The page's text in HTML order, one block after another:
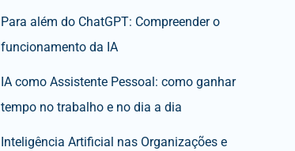
Para além do ChatGPT: Compreender o
funcionamento da IA
IA como Assistente Pessoal: como ganhar
tempo no trabalho e no dia a dia
Inteligência Artificial nas Organizações e